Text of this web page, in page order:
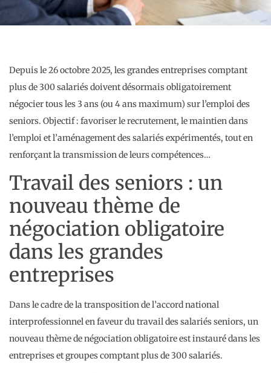
Depuis le 26 octobre 2025, les grandes entreprises comptant
plus de 300 salariés doivent désormais obligatoirement
négocier tous les 3 ans (ou 4 ans maximum) sur l’emploi des
seniors. Objectif : favoriser le recrutement, le maintien dans
l’emploi et l’aménagement des salariés expérimentés, tout en
renforçant la transmission de leurs compétences…
Travail des seniors : un
nouveau thème de
négociation obligatoire
dans les grandes
entreprises
Dans le cadre de la transposition de l’accord national
interprofessionnel en faveur du travail des salariés seniors, un
nouveau thème de négociation obligatoire est instauré dans les
entreprises et groupes comptant plus de 300 salariés.